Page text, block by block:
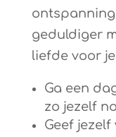
geduldiger
liefde voor
Ga een
zo jezelf
Geef